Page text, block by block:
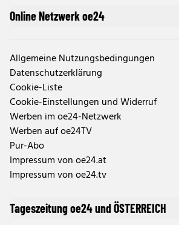
Online Netzwerk oe24
Allgemeine Nutzungsbedingungen
Datenschutzerklärung
Cookie-Liste
Cookie-Einstellungen und Widerruf
Werben im oe24-Netzwerk
Werben auf oe24TV
Pur-Abo
Impressum von oe24.at
Impressum von oe24.tv
Tageszeitung oe24 und ÖSTERREICH